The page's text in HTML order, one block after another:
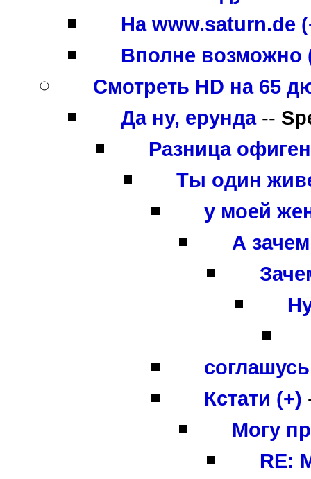
На www.saturn.de
Вполне возможно
Смотреть HD на 65
Да ну, ерунда--
Разница
Ты один
у моей
А
Кстати (+)
Могу
RE: